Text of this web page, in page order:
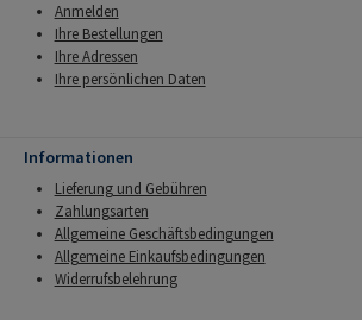
Anmelden
Ihre Bestellungen
Ihre Adressen
Ihre persönlichen Daten
Informationen
Lieferung und Gebühren
Zahlungsarten
Allgemeine Geschäftsbedingungen
Allgemeine Einkaufsbedingungen
Widerrufsbelehrung